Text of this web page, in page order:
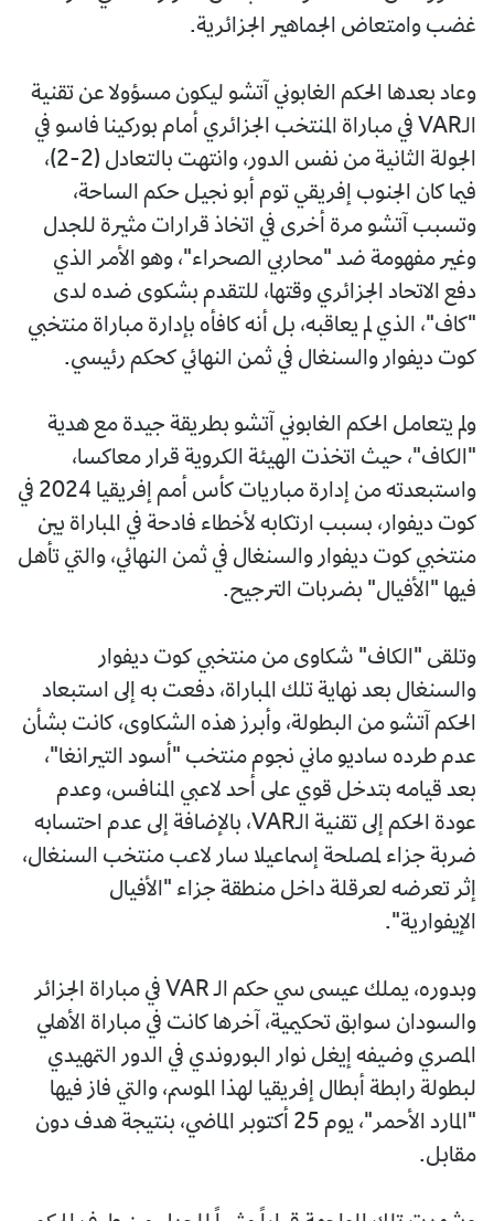
غضب وامتعاض الجماهير الجزائرية.
وعاد بعدها الحكم الغابوني آتشو ليكون مسؤولا عن تقنية
الـVAR في مباراة المنتخب الجزائري أمام بوركينا فاسو في
الجولة الثانية من نفس الدور، وانتهت بالتعادل (2-2)،
فيما كان الجنوب إفريقي توم أبو نجيل حكم الساحة،
وتسبب آتشو مرة أخرى في اتخاذ قرارات مثيرة للجدل
وغير مفهومة ضد "محاربي الصحراء"، وهو الأمر الذي
دفع الاتحاد الجزائري وقتها، للتقدم بشكوى ضده لدى
"كاف"، الذي لم يعاقبه، بل أنه كافأه بإدارة مباراة منتخبي
كوت ديفوار والسنغال في ثمن النهائي كحكم رئيسي.
ولم يتعامل الحكم الغابوني آتشو بطريقة جيدة مع هدية
"الكاف"، حيث اتخذت الهيئة الكروية قرار معاكسا،
واستبعدته من إدارة مباريات كأس أمم إفريقيا 2024 في
كوت ديفوار، بسبب ارتكابه لأخطاء فادحة في المباراة بين
منتخبي كوت ديفوار والسنغال في ثمن النهائي، والتي تأهل
فيها "الأفيال" بضربات الترجيح.
وتلقى "الكاف" شكاوى من منتخبي كوت ديفوار
والسنغال بعد نهاية تلك المباراة، دفعت به إلى استبعاد
الحكم آتشو من البطولة، وأبرز هذه الشكاوى، كانت بشأن
عدم طرده ساديو ماني نجوم منتخب "أسود التيرانغا"،
بعد قيامه بتدخل قوي على أحد لاعبي المنافس، وعدم
عودة الحكم إلى تقنية الـVAR، بالإضافة إلى عدم احتسابه
ضربة جزاء لمصلحة إسماعيلا سار لاعب منتخب السنغال،
إثر تعرضه لعرقلة داخل منطقة جزاء "الأفيال
الإيفوارية".
وبدوره، يملك عيسى سي حكم الـ VAR في مباراة الجزائر
والسودان سوابق تحكيمية، آخرها كانت في مباراة الأهلي
المصري وضيفه إيغل نوار البوروندي في الدور التمهيدي
لبطولة رابطة أبطال إفريقيا لهذا الموسم، والتي فاز فيها
"المارد الأحمر"، يوم 25 أكتوبر الماضي، بنتيجة هدف دون
مقابل.